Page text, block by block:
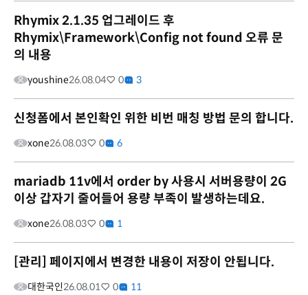
Rhymix 2.1.35 업그레이드 후
Rhymix\Framework\Config not found 오류 문
의 내용
youshine26.08.04 0 3
신청폼에서 본인확인 위한 비번 매칭 방법 문의 합니다.
xone26.08.03 0 6
mariadb 11v에서 order by 사용시 서버용량이 2G
이상 갑자기 줄어들어 용량 부족이 발생하는데요.
xone26.08.03 0 1
[관리] 페이지에서 변경한 내용이 저장이 안됩니다.
대한국인26.08.01 0 11